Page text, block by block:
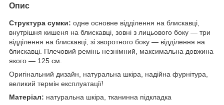
Опис
Структура сумки: одне основне відділення на блискавці,
внутрішня кишеня на блискавці, зовні з лицьового боку — три
відділення на блискавці, зі зворотного боку — відділення на
блискавці. Плечовий ремінь незнімний, максимальна довжина
якого — 125 см.
Оригінальний дизайн, натуральна шкіра, надійна фурнітура,
великий термін експлуатації!
Матеріал: натуральна шкіра, тканинна підкладка